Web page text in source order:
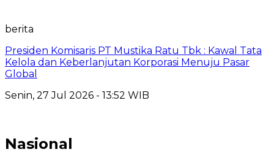
berita
Presiden Komisaris PT Mustika Ratu Tbk : Kawal Tata
Kelola dan Keberlanjutan Korporasi Menuju Pasar
Global
Senin, 27 Jul 2026 - 13:52 WIB
Nasional